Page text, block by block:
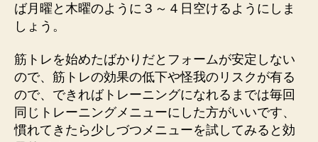
ば月曜と木曜のように３～４日空けるようにしま
しょう。
筋トレを始めたばかりだとフォームが安定しない
ので、筋トレの効果の低下や怪我のリスクが有る
ので、できればトレーニングになれるまでは毎回
同じトレーニングメニューにした方がいいです、
慣れてきたら少しづつメニューを試してみると効